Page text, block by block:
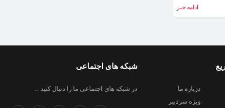
ادامه خبر
شبکه های اجتماعی
در شبکه های اجتماعی ما را دنبال کنید ...
درباره ما
ویژه سردبیر